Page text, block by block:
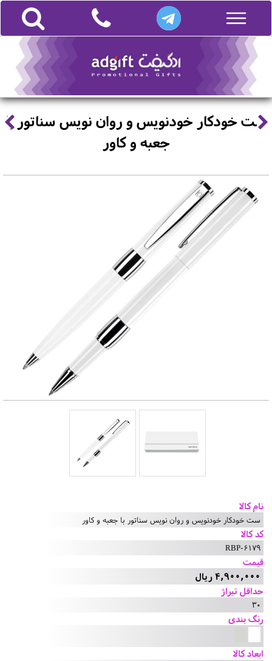
ست خودکار خودنویس و روان نویس سناتور با
جعبه و کاور
نام کالا
ست خودکار خودنویس و روان نویس سناتور با جعبه و کاور
کد کالا
RBP-6179
قیمت
4,900,000 ریال
حداقل تیراژ
30
رنگ بندی
ابعاد کالا